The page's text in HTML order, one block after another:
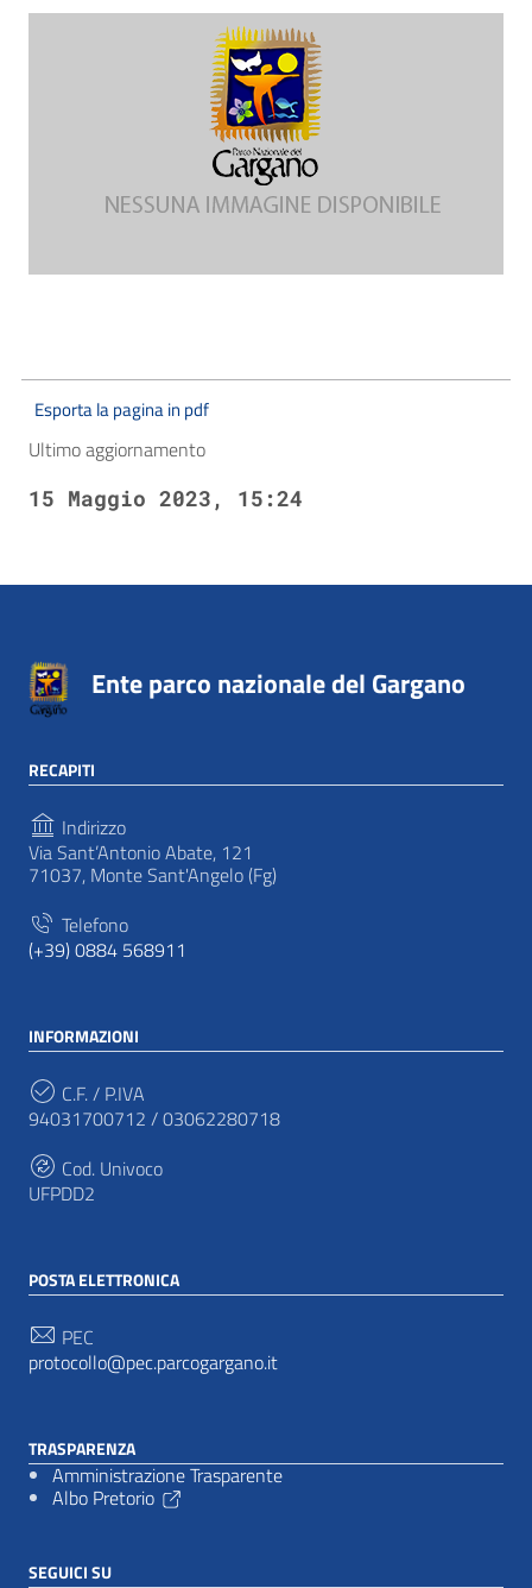
Esporta la pagina in pdf
Ultimo aggiornamento
15 Maggio 2023, 15:24
Ente parco nazionale del Gargano
RECAPITI
Indirizzo
Via Sant’Antonio Abate, 121
71037, Monte Sant'Angelo (Fg)
Telefono
(+39) 0884 568911
INFORMAZIONI
C.F. / P.IVA
94031700712 / 03062280718
Cod. Univoco
UFPDD2
POSTA ELETTRONICA
PEC
protocollo@pec.parcogargano.it
TRASPARENZA
Amministrazione Trasparente
Albo Pretorio
SEGUICI SU